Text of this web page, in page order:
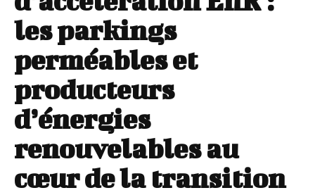
les parkings
perméables et
producteurs
d’énergies
renouvelables au
cœur de la transition